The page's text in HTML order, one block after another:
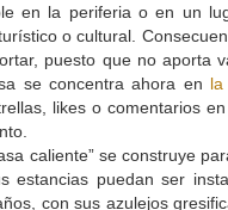
en la periferia o en un
o cultural.
puesto que no aporta
se concentra ahora en la
likes o comentarios
caliente” se construye
estancias puedan ser
con sus azulejos